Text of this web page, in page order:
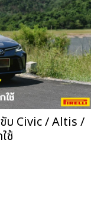
บ Civic / Altis /
ช้